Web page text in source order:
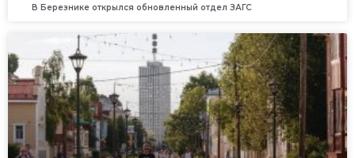
В Березнике открылся обновленный отдел ЗАГС